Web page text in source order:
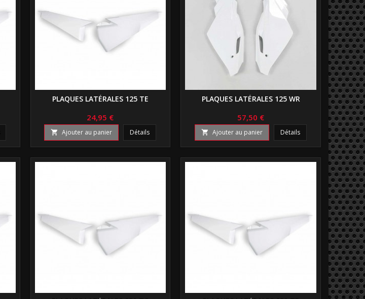
PLAQUES LATÉRALES 125 TE
24,95 €
 Ajouter au panier Détails
PLAQUES LATÉRALES 125 WR
57,50 €
 Ajouter au panier Détails